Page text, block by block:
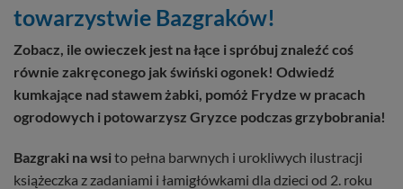
towarzystwie Bazgraków!
Zobacz, ile owieczek jest na łące i spróbuj znaleźć coś
równie zakręconego jak świński ogonek! Odwiedź
kumkające nad stawem żabki, pomóż Frydze w pracach
ogrodowych i potowarzysz Gryzce podczas grzybobrania!
Bazgraki na wsito pełna barwnych i urokliwych ilustracji
książeczka z zadaniami i łamigłówkami dla dzieci od 2. roku